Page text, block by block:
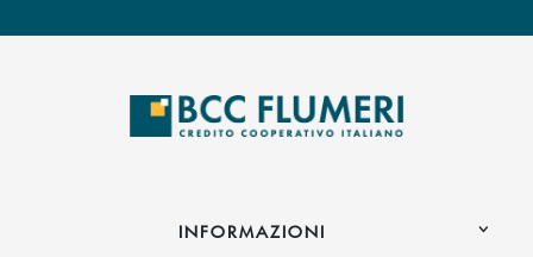
INFORMAZIONI